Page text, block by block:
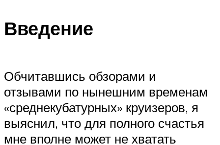
Введение
Обчитавшись обзорами и
отзывами по нынешним временам
«среднекубатурных» круизеров, я
выяснил, что для полного счастья
мне вполне может не хватать